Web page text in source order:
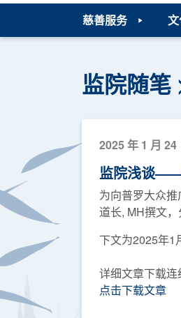
慈善服务
监院随笔
2025 年 1 月 24
监院浅谈——
为向普罗大众
道长, MH撰文
下文为2025年1
详细文章下载连
点击下载文章